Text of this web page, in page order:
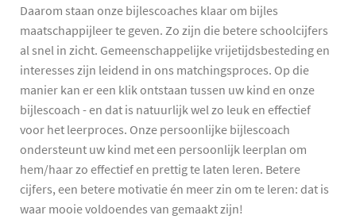
Daarom staan onze bijlescoaches klaar om bijles
maatschappijleer te geven. Zo zijn die betere schoolcijfers
al snel in zicht. Gemeenschappelijke vrijetijdsbesteding en
interesses zijn leidend in ons matchingsproces. Op die
manier kan er een klik ontstaan tussen uw kind en onze
bijlescoach - en dat is natuurlijk wel zo leuk en effectief
voor het leerproces. Onze persoonlijke bijlescoach
ondersteunt uw kind met een persoonlijk leerplan om
hem/haar zo effectief en prettig te laten leren. Betere
cijfers, een betere motivatie én meer zin om te leren: dat is
waar mooie voldoendes van gemaakt zijn!